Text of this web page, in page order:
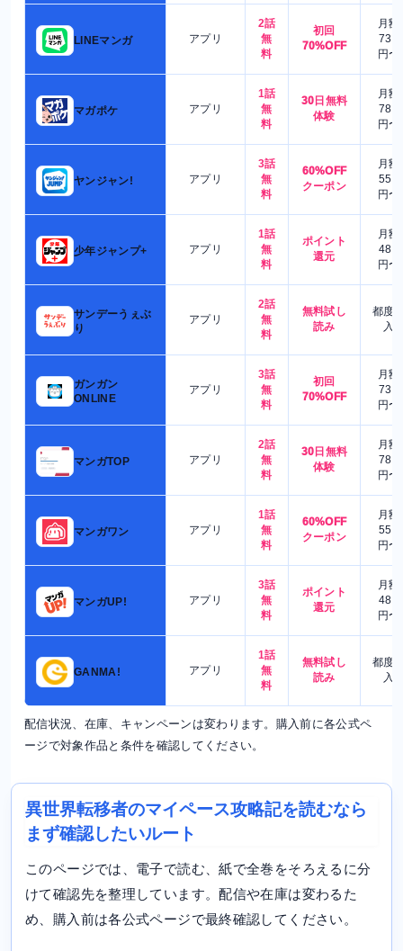
LINEマンガ アプリ
2話
無
料
初回
70%OFF
月額
730
円〜
マガポケ アプリ
1話
無
料
30日無料
体験
月額
780
円〜
ヤンジャン! アプリ
3話
無
料
60%OFF
クーポン
月額
550
円〜
少年ジャンプ+ アプリ
1話
無
料
ポイント
還元
月額
480
円〜
サンデーうぇぶ
り
アプリ
2話
無
料
無料試し
読み
都度
入
ガンガン
ONLINE
アプリ
3話
無
料
初回
70%OFF
月額
730
円〜
マンガTOP アプリ
2話
無
料
30日無料
体験
月額
780
円〜
マンガワン アプリ
1話
無
料
60%OFF
クーポン
月額
550
円〜
マンガUP! アプリ
3話
無
料
ポイント
還元
月額
480
円〜
GANMA! アプリ
1話
無
料
無料試し
読み
都度
入
配信状況、在庫、キャンペーンは変わります。購入前に各公式ペ
ージで対象作品と条件を確認してください。
異世界転移者のマイペース攻略記を読むなら
まず確認したいルート
このページでは、電子で読む、紙で全巻をそろえるに分
けて確認先を整理しています。配信や在庫は変わるた
め、購入前は各公式ページで最終確認してください。